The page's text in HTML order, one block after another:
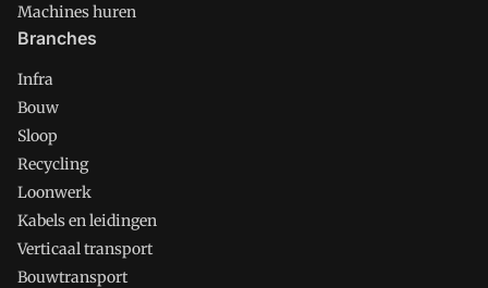
Machines huren
Branches
Infra
Bouw
Sloop
Recycling
Loonwerk
Kabels en leidingen
Verticaal transport
Bouwtransport